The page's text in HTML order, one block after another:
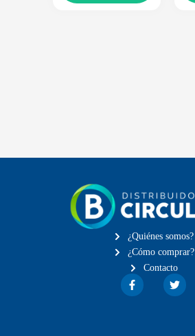
¿Quiénes somos?
¿Cómo comprar?
Contacto